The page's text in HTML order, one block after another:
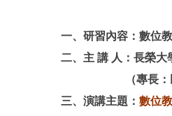
一、研習內容：數位
二、主 講 人：長榮大
（專長：民商法
三、演講主題： 數位